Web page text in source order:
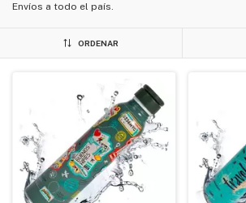
Envíos a todo el país.
ORDENAR